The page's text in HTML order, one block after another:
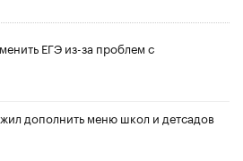
ЕГЭ из-за проблем с
дополнить меню школ и детсадов